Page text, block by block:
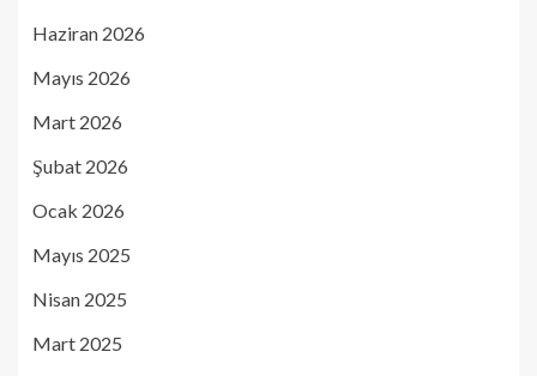
Haziran 2026
Mayıs 2026
Mart 2026
Şubat 2026
Ocak 2026
Mayıs 2025
Nisan 2025
Mart 2025